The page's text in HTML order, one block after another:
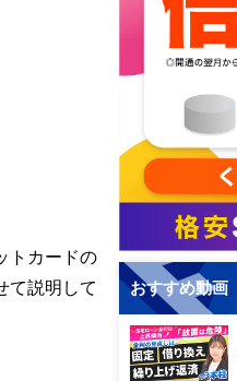
トカードの
て説明して
おすすめ動画